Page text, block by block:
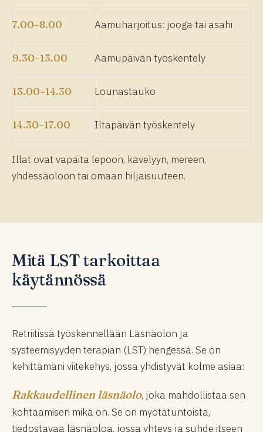
7.00–8.00 Aamuharjoitus: jooga tai asahi
9.30–13.00 Aamupäivän työskentely
13.00–14.30 Lounastauko
14.30–17.00 Iltapäivän työskentely
Illat ovat vapaita lepoon, kävelyyn, mereen,
yhdessäoloon tai omaan hiljaisuuteen.
Mitä LST tarkoittaa
käytännössä
Retriitissä työskennellään Läsnäolon ja
systeemisyyden terapian (LST) hengessä. Se on
kehittämäni viitekehys, jossa yhdistyvät kolme asiaa:
Rakkaudellinen läsnäolo, joka mahdollistaa sen
kohtaamisen mikä on. Se on myötätuntoista,
tiedostavaa läsnäoloa, jossa yhteys ja suhde itseen